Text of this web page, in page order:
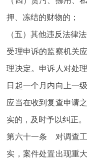
押、冻结的财物的；
（五）其他违反法律
受理申诉的监察机关
理决定。申诉人对处
日起一个月内向上一
应当在收到复查申请
实的，及时予以纠正。
第六十一条 对调查工
实，案件处置出现重